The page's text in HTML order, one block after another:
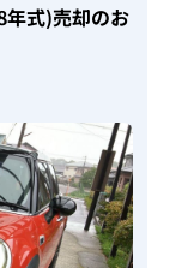
年式)売却のお